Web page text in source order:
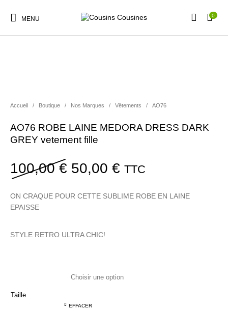
MENU 0
Vêtements Garçons Accessoires
PROMO !
Accueil / Boutique / Nos Marques / Vêtements / AO76
AO76 ROBE LAINE MEDORA DRESS DARK
GREY vetement fille
100,00€ Le prix initial était :
50,00€ Le prix actuel
TTC
ON CRAQUE POUR CETTE SUBLIME ROBE EN LAINE
EPAISSE
STYLE RETRO ULTRA CHIC!
Taille
EFFACER